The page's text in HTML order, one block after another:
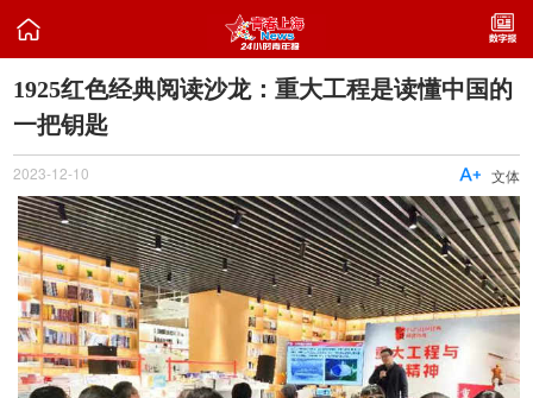

1925红色经典阅读沙龙：重大工程是读懂中国的
一把钥匙
2023-12-10 文体
